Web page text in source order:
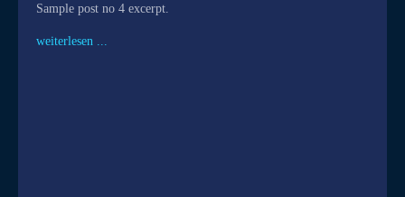
Sample post no 4 excerpt.
weiterlesen ...